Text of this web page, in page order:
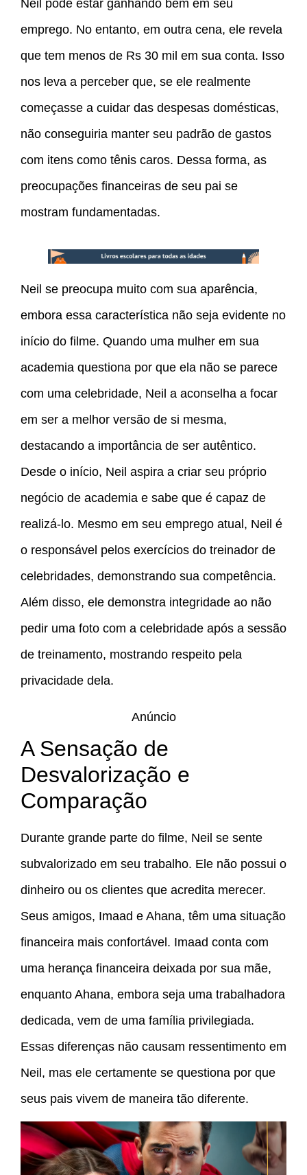
Neil pode estar ganhando bem em seu
emprego. No entanto, em outra cena, ele revela
que tem menos de Rs 30 mil em sua conta. Isso
nos leva a perceber que, se ele realmente
começasse a cuidar das despesas domésticas,
não conseguiria manter seu padrão de gastos
com itens como tênis caros. Dessa forma, as
preocupações financeiras de seu pai se
mostram fundamentadas.
Neil se preocupa muito com sua aparência,
embora essa característica não seja evidente no
início do filme. Quando uma mulher em sua
academia questiona por que ela não se parece
com uma celebridade, Neil a aconselha a focar
em ser a melhor versão de si mesma,
destacando a importância de ser autêntico.
Desde o início, Neil aspira a criar seu próprio
negócio de academia e sabe que é capaz de
realizá-lo. Mesmo em seu emprego atual, Neil é
o responsável pelos exercícios do treinador de
celebridades, demonstrando sua competência.
Além disso, ele demonstra integridade ao não
pedir uma foto com a celebridade após a sessão
de treinamento, mostrando respeito pela
privacidade dela.
Anúncio
A Sensação de
Desvalorização e
Comparação
Durante grande parte do filme, Neil se sente
subvalorizado em seu trabalho. Ele não possui o
dinheiro ou os clientes que acredita merecer.
Seus amigos, Imaad e Ahana, têm uma situação
financeira mais confortável. Imaad conta com
uma herança financeira deixada por sua mãe,
enquanto Ahana, embora seja uma trabalhadora
dedicada, vem de uma família privilegiada.
Essas diferenças não causam ressentimento em
Neil, mas ele certamente se questiona por que
seus pais vivem de maneira tão diferente.